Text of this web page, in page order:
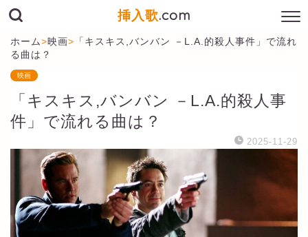
挿入歌.com
ホーム>映画> 「キスキス,バンバン －L.A.的殺人事件」で流れ
る曲は？
映画
「キスキス,バンバン －L.A.的殺人事
件」で流れる曲は？
2025-11-29